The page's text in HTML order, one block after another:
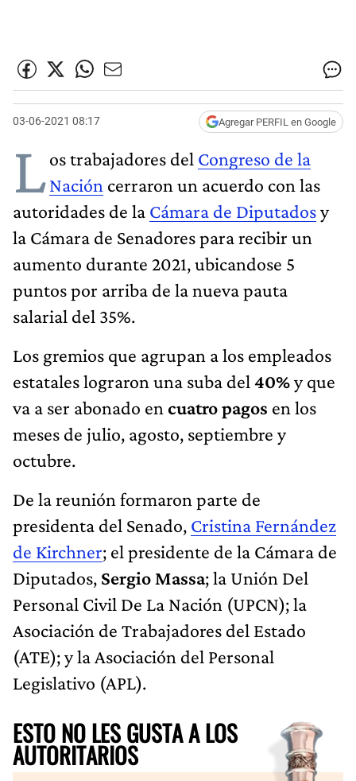
03-06-2021 08:17 Agregar PERFIL en Google
Los trabajadores del Congreso de la
Nación cerraron un acuerdo con las
autoridades de la Cámara de Diputadosy
la Cámara de Senadores para recibir un
aumento durante 2021, ubicandose 5
puntos por arriba de la nueva pauta
salarial del 35%.
Los gremios que agrupan a los empleados
estatales lograron una suba del 40%y que
va a ser abonado en cuatro pagos en los
meses de julio, agosto, septiembre y
octubre.
De la reunión formaron parte de
presidenta del Senado, Cristina Fernández
de Kirchner; el presidente de la Cámara de
Diputados, Sergio Massa; la Unión Del
Personal Civil De La Nación (UPCN); la
Asociación de Trabajadores del Estado
(ATE); y la Asociación del Personal
Legislativo (APL).
ESTO NO LES GUSTA A LOS
AUTORITARIOS